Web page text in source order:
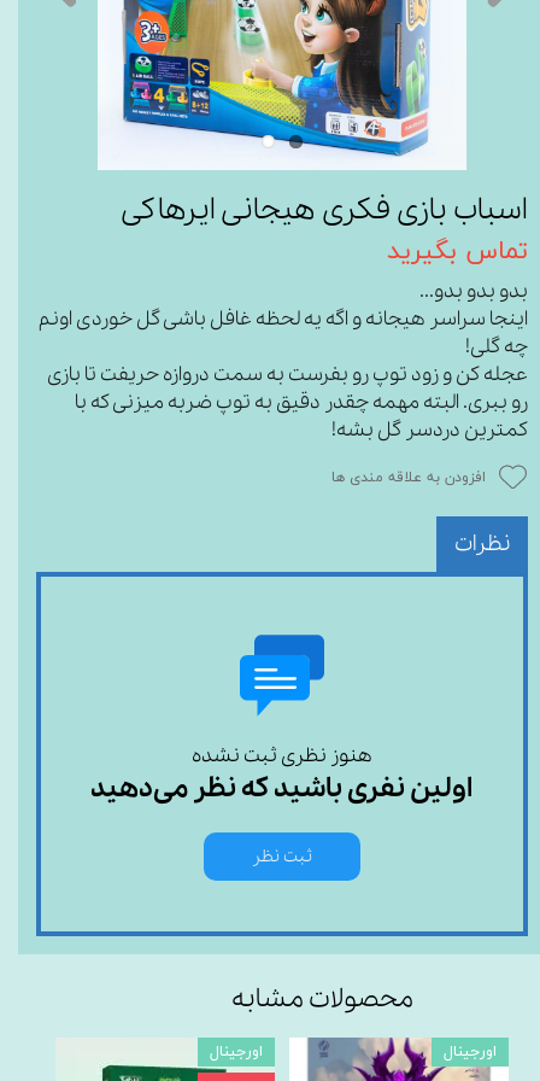
اسباب بازی فکری هیجانی ایرهاکی
تماس بگیرید
بدو بدو بدو...
اینجا سراسر هیجانه و اگه یه لحظه غافل باشی گل خوردی اونم
چه گلی!
عجله کن و زود توپ رو بفرست به سمت دروازه حریفت تا بازی
رو ببری. البته مهمه چقدر دقیق به توپ ضربه میزنی که با
کمترین دردسر گل بشه!
افزودن به علاقه مندی ها
نظرات
هنوز نظری ثبت نشده
اولین نفری باشید که نظر می‌دهید
ثبت نظر
اورجینال
اورجینال
محصولات مشابه